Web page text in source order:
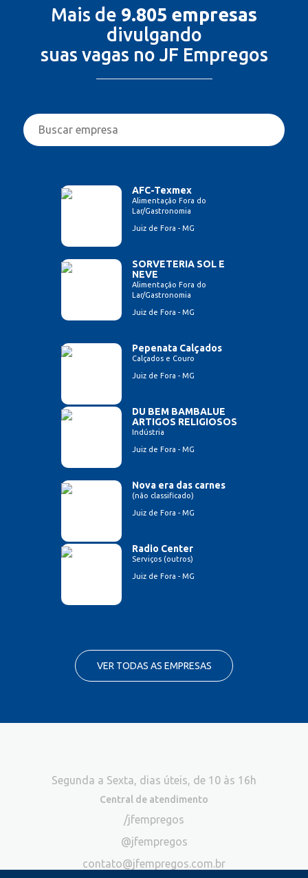
Mais de 9.805 empresas
divulgando
suas vagas no JF Empregos
AFC-Texmex
Alimentação Fora do
Lar/Gastronomia
Juiz de Fora - MG
SORVETERIA SOL E
NEVE
Alimentação Fora do
Lar/Gastronomia
Juiz de Fora - MG
Pepenata Calçados
Calçados e Couro
Juiz de Fora - MG
DU BEM BAMBALUE
ARTIGOS RELIGIOSOS
Indústria
Juiz de Fora - MG
Nova era das carnes
(não classificado)
Juiz de Fora - MG
Radio Center
Serviços (outros)
Juiz de Fora - MG
VER TODAS AS EMPRESAS
Segunda a Sexta, dias úteis, de 10 às 16h
Central de atendimento
/jfempregos
@jfempregos
contato@jfempregos.com.br